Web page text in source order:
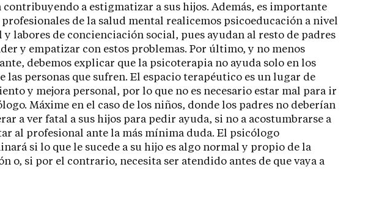
contribuyendo a estigmatizar a sus hijos. Además, es importante
profesionales de la salud mental realicemos psicoeducación a nivel
y labores de concienciación social, pues ayudan al resto de padres
y empatizar con estos problemas. Por último, y no menos
debemos explicar que la psicoterapia no ayuda solo en los
las personas que sufren. El espacio terapéutico es un lugar de
y mejora personal, por lo que no es necesario estar mal para ir
Máxime en el caso de los niños, donde los padres no deberían
a ver fatal a sus hijos para pedir ayuda, si no a acostumbrarse a
al profesional ante la más mínima duda. El psicólogo
si lo que le sucede a su hijo es algo normal y propio de la
o, si por el contrario, necesita ser atendido antes de que vaya a